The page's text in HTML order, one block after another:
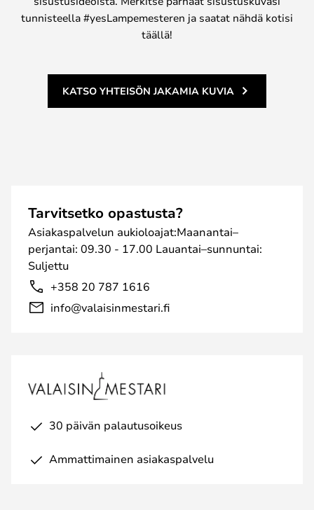
tunnisteella #yesLampemesteren ja saatat nähdä kotisi
täällä!
KATSO YHTEISÖN JAKAMIA KUVIA
Tarvitsetko opastusta?
Asiakaspalvelun aukioloajat:Maanantai–
perjantai: 09.30 - 17.00 Lauantai–sunnuntai:
Suljettu
+358 20 787 1616
info@valaisinmestari.fi
30 päivän palautusoikeus
Ammattimainen asiakaspalvelu